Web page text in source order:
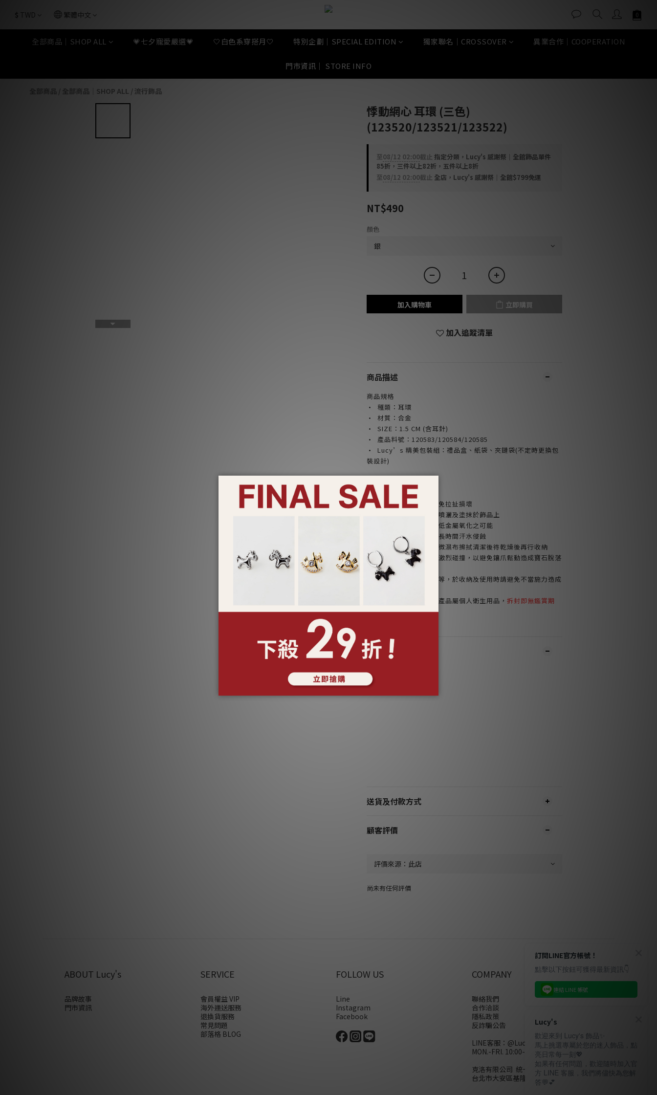
$ TWD 繁體中文
全部商品｜SHOP ALL 💗七夕寵愛嚴選💗 🤍白色系穿搭月🤍 特別企劃｜SPECIAL EDITION 獨家聯名｜CROSSOVER 異業合作｜COOPERATION
門市資訊｜ STORE INFO
全部商品｜SHOP ALL / 流行飾品
悸動網心 耳環 (三色)
(123520/123521/123522)
至08/12 02:00截止 指定分類，Lucy's 感謝祭｜全館飾品單件
85折，三件以上82折，五件以上8折
至08/12 02:00截止 全店，Lucy's 感謝祭｜全館$799免運
NT$490
顏色
加入購物車 立即購買
加入追蹤清單
商品描述
商品規格
· 種類：耳環
· 材質：合金
· SIZE：1.5 CM (含耳針)
· 產品料號：120583/120584/120585
· Lucy’s 精美包裝組：禮品盒、紙袋、夾鏈袋(不定時更換包
裝設計)
產品注意事項：
*請勿配戴飾品入睡，避免拉扯損壞
*請勿將香水或化學物品噴灑及塗抹於飾品上
*請乾燥密封收納，以減低金屬氧化之可能
*合金材質請避免肥皂或長時間汗水侵蝕
*飾品遭遇汗水時，請以微濕布擦拭清潔後待乾燥後再行收納
*鑲工寶石類產品請避免激烈碰撞，以避免鑲爪鬆動造成寶石脫落
或破裂
*特殊製程之鍊身如蛇鍊等，於收納及使用時請避免不當施力造成
*依照消保法，針式耳環產品屬個人衛生用品， 拆封即無鑑賞期
了解更多
送貨及付款方式
顧客評價
尚未有任何評價
ABOUT Lucy's
品牌故事
門市資訊
SERVICE
會員權益 VIP
海外運送服務
退換貨服務
常見問題
部落格 BLOG
FOLLOW US
Line
Instagram
Facebook
COMPANY
聯絡我們
合作洽談
隱私政策
反詐騙公告
LINE客服： @Lucys
MON.-FRI. 10:00-18:00(不含例假日)
克洛有限公司 統一編號28858320
台北市大安區基隆路二段110號10樓
訂閱LINE官方帳號！
點擊以下按鈕可獲得最新資訊👇
連結 LINE 帳號
Lucy's
歡迎來到 Lucy's 飾品✨
馬上挑選專屬於您的迷人飾品，點
亮日常每一刻💖
如果有任何問題，歡迎隨時加入官
方 LINE 客服，我們將儘快為您解
答💬💕